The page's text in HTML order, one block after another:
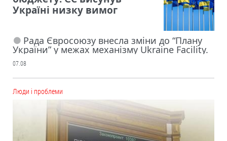
Україні низку вимог
Рада Євросоюзу внесла зміни до “Плану
України” у межах механізму Ukraine Facility.
07.08
Люди і проблеми